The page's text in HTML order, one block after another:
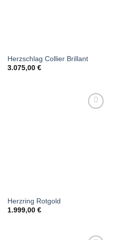
Herzschlag Collier Brillant
3.075,00 €
Herzring Rotgold
1.999,00 €